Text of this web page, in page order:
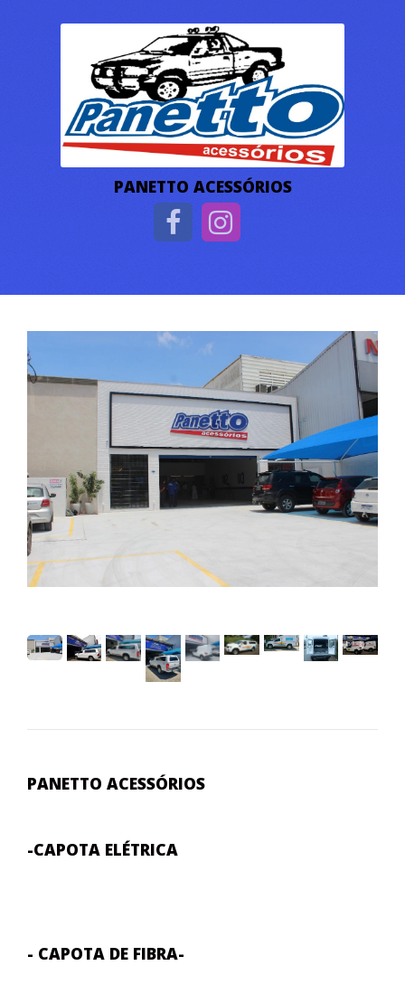
PANETTO ACESSÓRIOS
PANETTO ACESSÓRIOS
-CAPOTA ELÉTRICA
- CAPOTA DE FIBRA-